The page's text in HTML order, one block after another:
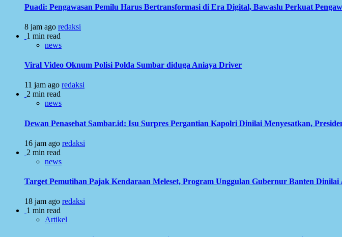
Puadi: Pengawasan Pemilu Harus Bertransformasi di Era Digital, Bawaslu Perkuat
8 jam ago redaksi
1 min read
news
Viral Video Oknum Polisi Polda Sumbar diduga Aniaya Driver
11 jam ago redaksi
2 min read
news
Dewan Penasehat Sambar.id: Isu Surpres Pergantian Kapolri Dinilai Menyesatkan,
16 jam ago redaksi
2 min read
news
Target Pemutihan Pajak Kendaraan Meleset, Program Unggulan Gubernur Banten Dinilai
18 jam ago redaksi
1 min read
Artikel